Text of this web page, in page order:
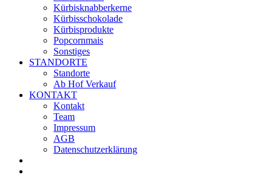
Kürbisknabberkerne
Kürbisschokolade
Kürbisprodukte
Popcornmais
Sonstiges
STANDORTE
Standorte
Ab Hof Verkauf
KONTAKT
Kontakt
Team
Impressum
AGB
Datenschutzerklärung